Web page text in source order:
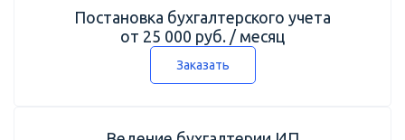
Постановка бухгалтерского учета
от 25 000 руб. / месяц
Заказать